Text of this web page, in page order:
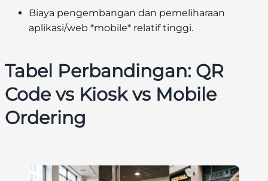
Biaya pengembangan dan pemeliharaan
aplikasi/web *mobile* relatif tinggi.
Tabel Perbandingan: QR
Code vs Kiosk vs Mobile
Ordering